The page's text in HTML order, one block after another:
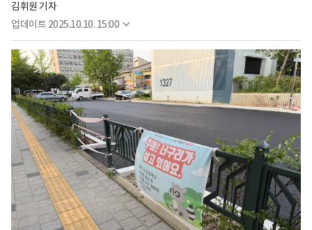
김휘원 기자
업데이트 2025.10.10. 15:00